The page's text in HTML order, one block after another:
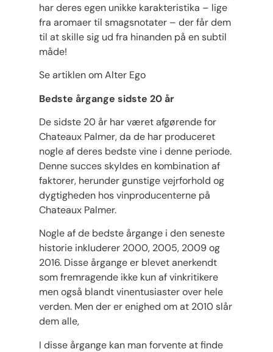
har deres egen unikke karakteristika – lige
fra aromaer til smagsnotater – der får dem
til at skille sig ud fra hinanden på en subtil
måde!
Se artiklen om Alter Ego
Bedste årgange sidste 20 år
De sidste 20 år har været afgørende for
Chateaux Palmer, da de har produceret
nogle af deres bedste vine i denne periode.
Denne succes skyldes en kombination af
faktorer, herunder gunstige vejrforhold og
dygtigheden hos vinproducenterne på
Chateaux Palmer.
Nogle af de bedste årgange i den seneste
historie inkluderer 2000, 2005, 2009 og
2016. Disse årgange er blevet anerkendt
som fremragende ikke kun af vinkritikere
men også blandt vinentusiaster over hele
verden. Men der er enighed om at 2010 slår
dem alle,
I disse årgange kan man forvente at finde